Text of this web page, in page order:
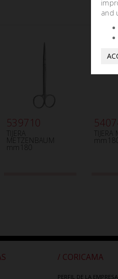
539710
TIJERA
METZENBAUM
mm180
TIJERA
/ CORICAMA
PERFIL DE LA EMPRESA
and